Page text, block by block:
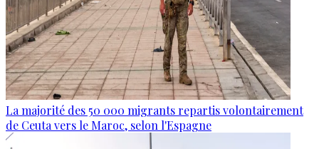
La majorité des 50 000 migrants repartis volontairement
de Ceuta vers le Maroc, selon l'Espagne